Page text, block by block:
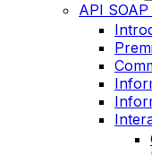
API SOAP